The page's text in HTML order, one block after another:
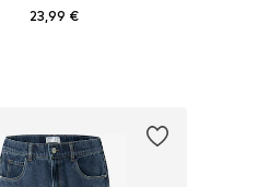
23,99 €